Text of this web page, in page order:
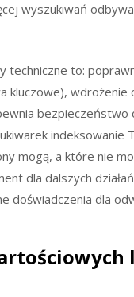
wyszukiwań
techniczne to:
kluczowe),
mogą, a które nie
dla dalszych
doświadczenia dla